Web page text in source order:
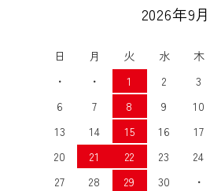
2026年9月
日 月 火 水 木
・
・ 1 2 3
6
7 8 9 10
13
14 15 16 17
20
21 22 23 24
27
28 29 30 ・